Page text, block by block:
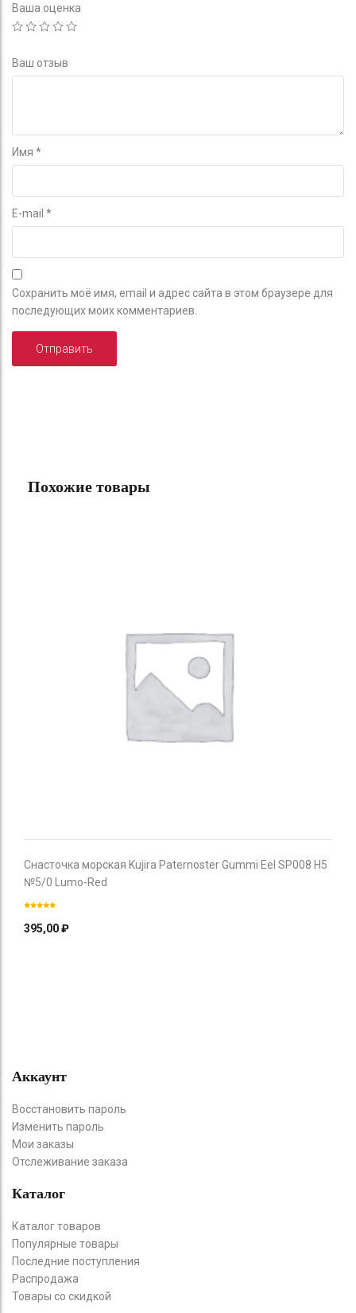
Ваша оценка
Ваш отзыв
Имя *
E-mail *
Сохранить моё имя, email и адрес сайта в этом браузере для
последующих моих комментариев.
Похожие товары
Снасточка морская Kujira Paternoster Gummi Eel SP008 H5
№5/0 Lumo-Red
395,00₽
Аккаунт
Восстановить пароль
Изменить пароль
Мои заказы
Отслеживание заказа
Каталог
Каталог товаров
Популярные товары
Последние поступления
Распродажа
Товары со скидкой